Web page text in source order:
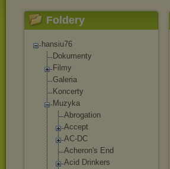
Foldery
hansiu76
Dokumenty
Filmy
Galeria
Koncerty
Muzyka
Abrogation
Accept
AC-DC
Acheron's End
Acid Drinkers